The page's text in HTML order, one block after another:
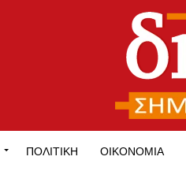
ΠΟΛΙΤΙΚΉ ΟΙΚΟΝΟΜΊΑ